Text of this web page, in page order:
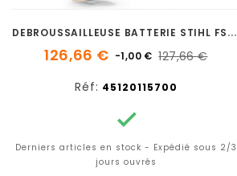
D
EBROUSSAILLEUSE BATTERIE STIHL FSA 45
126,66 € -1,00 € 127,66 €
Réf: 45120115700

Derniers articles en stock - Expédié sous 2/3
jours ouvrés